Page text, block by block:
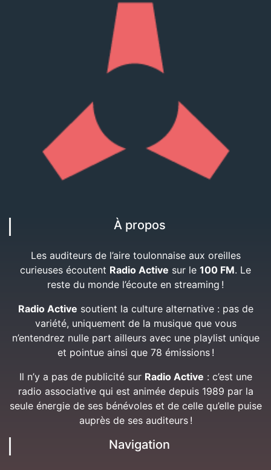
À propos
Les auditeurs de l’aire toulonnaise aux oreilles
curieuses écoutent Radio Active sur le 100 FM. Le
reste du monde l’écoute en streaming !
Radio Active soutient la culture alternative : pas de
variété, uniquement de la musique que vous
n’entendrez nulle part ailleurs avec une playlist unique
et pointue ainsi que 78 émissions !
Il n’y a pas de publicité sur Radio Active : c’est une
radio associative qui est animée depuis 1989 par la
seule énergie de ses bénévoles et de celle qu’elle puise
auprès de ses auditeurs !
Navigation